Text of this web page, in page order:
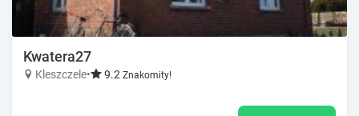
Kwatera27
Kleszczele• 9.2 Znakomity!